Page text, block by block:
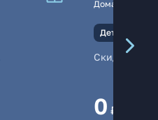
Домашний
Детали
Скидка
0 ₽/мес